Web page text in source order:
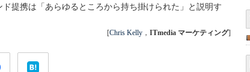
提携は「あらゆるところから持ち掛けられた」と説明す
[Chris Kelly ， ITmedia マーケティング]